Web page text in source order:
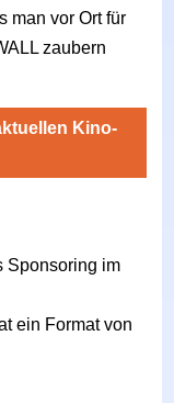
man vor Ort für
zaubern
Kino-
Sponsoring im
ein Format von